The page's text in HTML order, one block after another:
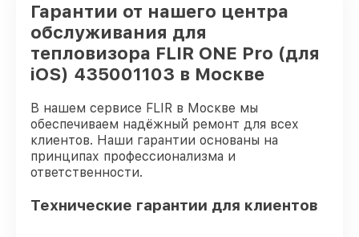
Гарантии от нашего центра
обслуживания для
тепловизора FLIR ONE Pro (для
iOS) 435001103 в Москве
В нашем сервисе FLIR в Москве мы
обеспечиваем надёжный ремонт для всех
клиентов. Наши гарантии основаны на
принципах профессионализма и
ответственности.
Технические гарантии для клиентов